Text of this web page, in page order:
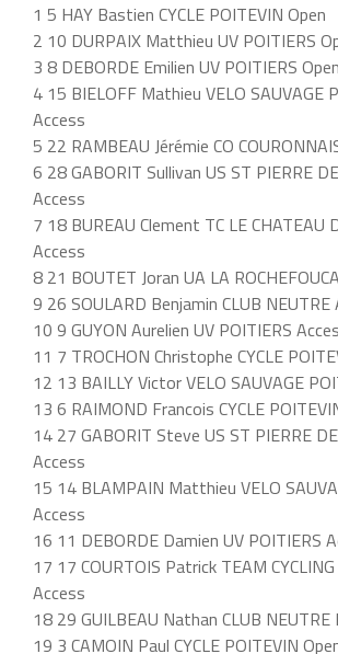
1 5 HAY Bastien CYCLE POITEVIN Open
2 10 DURPAIX Matthieu UV POITIERS
3 8 DEBORDE Emilien UV POITIERS Open
4 15 BIELOFF Mathieu VELO SAUVAGE
Access
5 22 RAMBEAU Jérémie CO
6 28 GABORIT Sullivan US ST PIERRE
Access
7 18 BUREAU Clement TC LE CHATEAU
Access
8 21 BOUTET Joran UA LA
9 26 SOULARD Benjamin CLUB NEUTRE
10 9 GUYON Aurelien UV POITIERS
11 7 TROCHON Christophe CYCLE
12 13 BAILLY Victor VELO SAUVAGE
13 6 RAIMOND Francois CYCLE
14 27 GABORIT Steve US ST PIERRE
Access
15 14 BLAMPAIN Matthieu VELO
Access
16 11 DEBORDE Damien UV POITIERS
17 17 COURTOIS Patrick TEAM
Access
18 29 GUILBEAU Nathan CLUB NEUTRE
19 3 CAMOIN Paul CYCLE POITEVIN